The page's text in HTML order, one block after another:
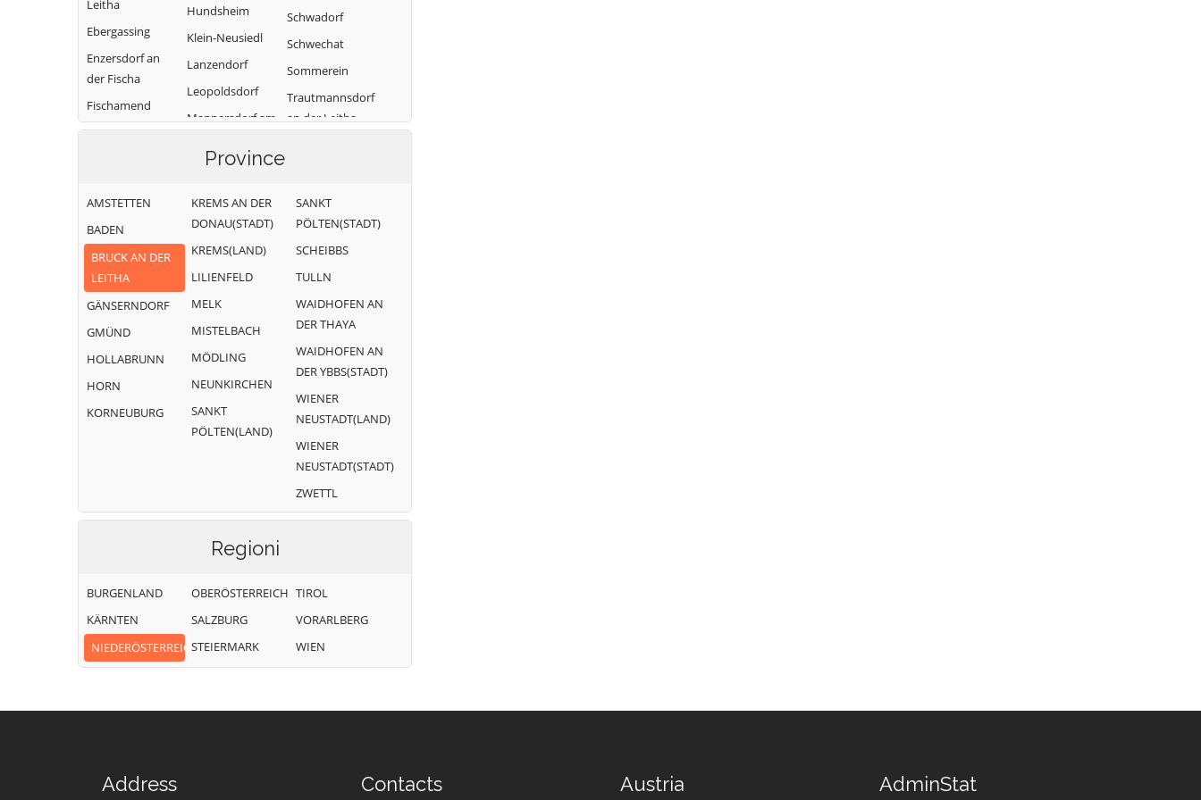
Leitha
Ebergassing
Enzersdorf an
der Fischa
Fischamend
Göttlesbrunn-
der Leitha
Gramatneusiedl
Hainburg a.d.
Donau
Hundsheim
Klein-Neusiedl
Lanzendorf
Leopoldsdorf
Mannersdorf am
Maria-
Moosbrunn
Schwadorf
Schwechat
Sommerein
Trautmannsdorf
an der Leitha
Province
AMSTETTEN
BADEN
BRUCK AN DER
LEITHA
GÄNSERNDORF
GMÜND
HOLLABRUNN
HORN
KORNEUBURG
KREMS AN DER
DONAU(STADT)
KREMS(LAND)
LILIENFELD
MELK
MISTELBACH
MÖDLING
NEUNKIRCHEN
SANKT
PÖLTEN(LAND)
SANKT
PÖLTEN(STADT)
SCHEIBBS
TULLN
WAIDHOFEN AN
DER THAYA
WAIDHOFEN AN
DER YBBS(STADT)
WIENER
NEUSTADT(LAND)
WIENER
NEUSTADT(STADT)
ZWETTL
Regioni
BURGENLAND
KÄRNTEN
NIEDERÖSTERREICH
OBERÖSTERREICH
SALZBURG
STEIERMARK
TIROL
VORARLBERG
WIEN
Address Contacts Austria AdminStat